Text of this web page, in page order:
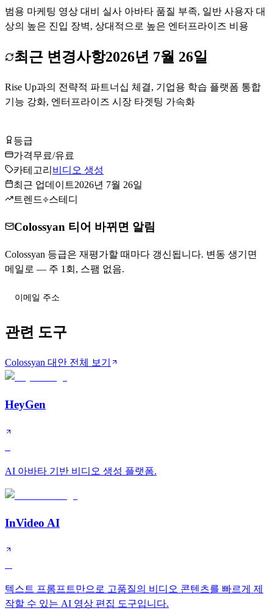
범용 마케팅 영상 대비 실사 아바타 품질 부족, 일반 사용자 대
상의 높은 진입 장벽, 상대적으로 높은 엔터프라이즈 비용
최근 변경사항2026년 7월 26일
Rise Up과의 전략적 파트너십 체결, 기업용 학습 플랫폼 통합
기능 강화, 엔터프라이즈 시장 타겟팅 가속화
등급
가격무료/유료
카테고리 비디오 생성
최근 업데이트2026년 7월 26일
트렌드
스테디
Colossyan 티어 바뀌면 알림
Colossyan 등급은 재평가할 때마다 갱신됩니다. 변동 생기면
메일로 — 주 1회, 스팸 없음.
관련 도구
Colossyan 대안 전체 보기
HeyGen
AI 아바타 기반 비디오 생성 플랫폼.
InVideo AI
텍스트 프롬프트만으로 고품질의 비디오 콘텐츠를 빠르게 제
작할 수 있는 AI 영상 편집 도구입니다.